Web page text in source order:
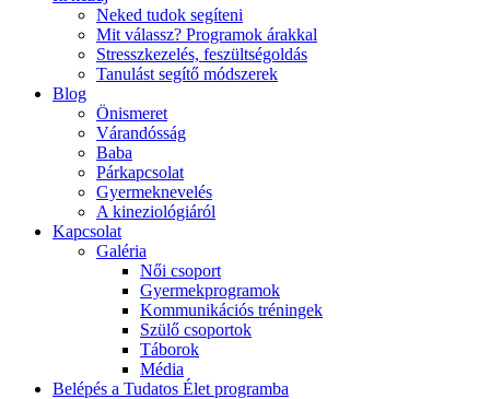
Neked tudok segíteni
Mit válassz? Programok árakkal
Stresszkezelés, feszültségoldás
Tanulást segítő módszerek
Blog
Önismeret
Várandósság
Baba
Párkapcsolat
Gyermeknevelés
A kineziológiáról
Kapcsolat
Galéria
Női csoport
Gyermekprogramok
Kommunikációs tréningek
Szülő csoportok
Táborok
Média
Belépés a Tudatos Élet programba